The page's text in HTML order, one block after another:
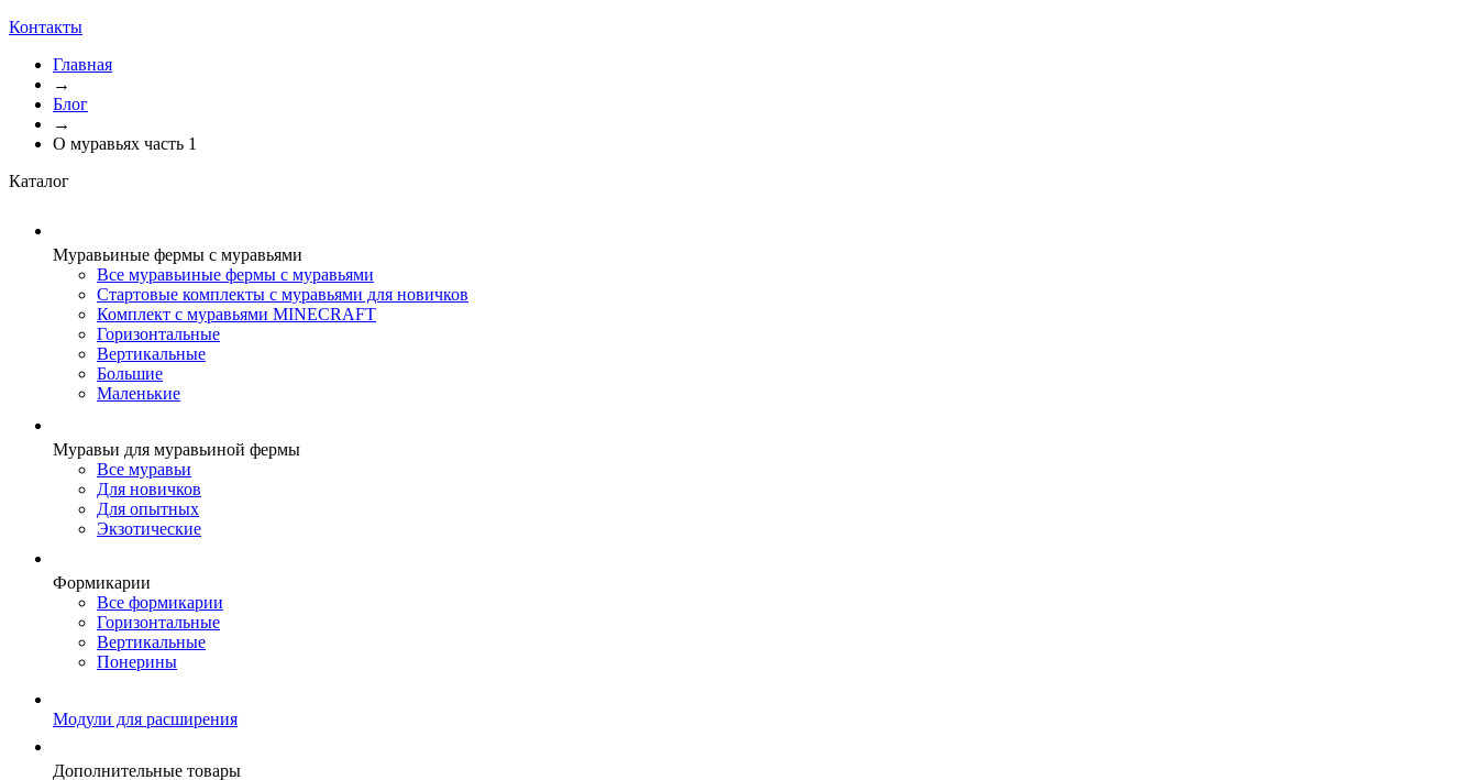
Контакты
Главная
→
Блог
→
О муравьях часть 1
Каталог
Муравьиные фермы с муравьями
Все муравьиные фермы с муравьями
Стартовые комплекты с муравьями для новичков
Комплект с муравьями MINECRAFT
Горизонтальные
Вертикальные
Большие
Маленькие
Муравьи для муравьиной фермы
Все муравьи
Для новичков
Для опытных
Экзотические
Формикарии
Все формикарии
Горизонтальные
Вертикальные
Понерины
Модули для расширения
Дополнительные товары